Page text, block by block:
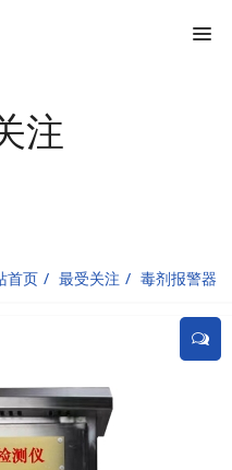
注
首页 最受关注 毒剂报警器